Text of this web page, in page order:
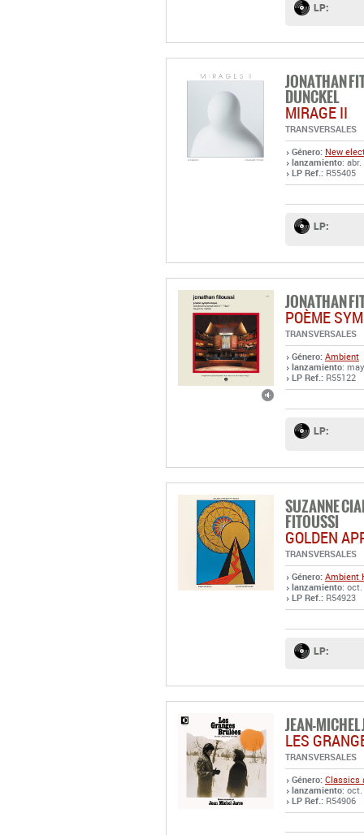
LP:
JONATHAN
DUNCKEL
MIRAGE II
TRANSVERSALES
Género: New
lanzamiento:
LP Ref.: R55405
LP:
JONATHAN
POÈME
TRANSVERSALES
Género: Ambient
lanzamiento:
LP Ref.: R55122
LP:
SUZANNE
FITOUSSI
GOLDEN
TRANSVERSALES
Género: Ambient
lanzamiento: oct.
LP Ref.: R54923
LP:
JEAN-MICHEL
LES
TRANSVERSALES
Género: Classics
lanzamiento: oct.
LP Ref.: R54906